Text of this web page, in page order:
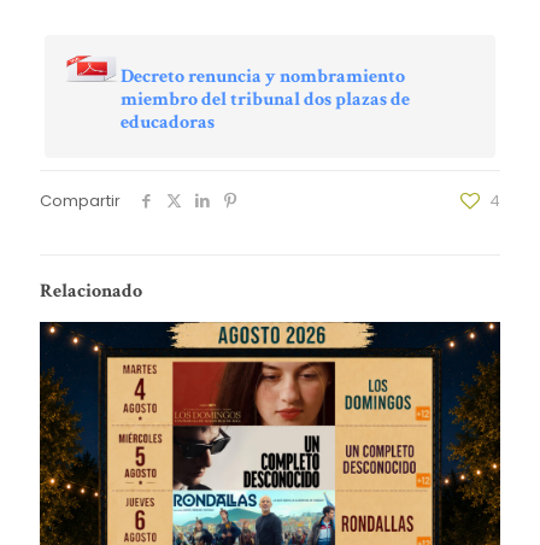
Decreto renuncia y nombramiento
miembro del tribunal dos plazas de
educadoras
Compartir 4
Relacionado